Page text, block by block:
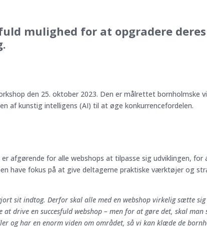
mulighed for at opgradere
den 25. oktober 2023. Den er målrettet bornholmske
af kunstig intelligens (AI) til at øge konkurrencefordelen.
afgørende for alle webshops at tilpasse sig udviklingen, for
have fokus på at give deltagerne praktiske værktøjer og
sit indtog. Derfor skal alle med en webshop virkelig sætte
drive en succesfuld webshop – men for at gøre det, skal
og har en enorm viden om området, så vi kan klæde de